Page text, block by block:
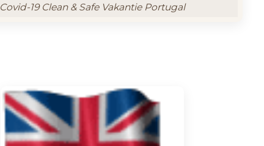
Covid-19 Clean & Safe Vakantie Portugal